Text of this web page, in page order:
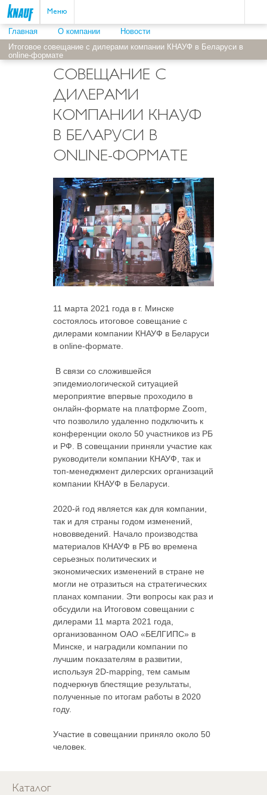
Меню
Главная О компании
Новости
Итоговое совещание с дилерами компании КНАУФ в Беларуси в
online-форматеИТОГОВОЕ
СОВЕЩАНИЕ С
ДИЛЕРАМИ
КОМПАНИИ КНАУФ
В БЕЛАРУСИ В
ONLINE-ФОРМАТЕ
11 марта 2021 года в г. Минске
состоялось итоговое совещание с
дилерами компании КНАУФ в Беларуси
в online-формате.
В связи со сложившейся
эпидемиологической ситуацией
мероприятие впервые проходило в
онлайн-формате на платформе Zoom,
что позволило удаленно подключить к
конференции около 50 участников из РБ
и РФ. В совещании приняли участие как
руководители компании КНАУФ, так и
топ-менеджмент дилерских организаций
компании КНАУФ в Беларуси.
2020-й год является как для компании,
так и для страны годом изменений,
нововведений. Начало производства
материалов КНАУФ в РБ во времена
серьезных политических и
экономических изменений в стране не
могли не отразиться на стратегических
планах компании. Эти вопросы как раз и
обсудили на Итоговом совещании с
дилерами 11 марта 2021 года,
организованном ОАО «БЕЛГИПС» в
Минске, и наградили компании по
лучшим показателям в развитии,
используя 2D-mapping, тем самым
подчеркнув блестящие результаты,
полученные по итогам работы в 2020
году.
Участие в совещании приняло около 50
человек.
Каталог